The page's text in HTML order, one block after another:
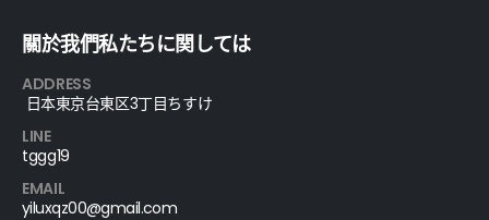
關於我們私たちに関しては
ADDRESS
日本東京台東区3丁目ちすけ
LINE
tggg19
EMAIL
yiluxqz00@gmail.com